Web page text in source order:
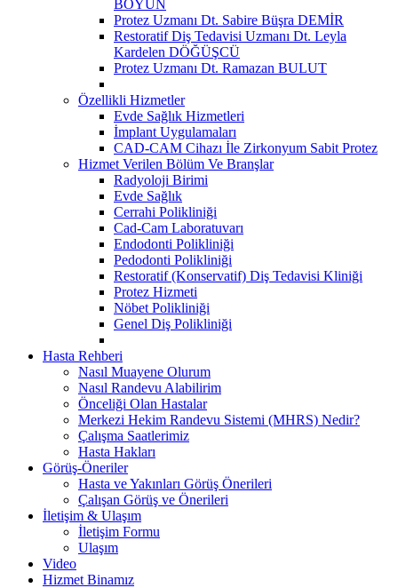
BOYUN
Protez Uzmanı Dt. Sabire Büşra DEMİR
Restoratif Diş Tedavisi Uzmanı Dt. Leyla
Kardelen DÖĞÜŞCÜ
Protez Uzmanı Dt. Ramazan BULUT
Özellikli Hizmetler
Evde Sağlık Hizmetleri
İmplant Uygulamaları
CAD-CAM Cihazı İle Zirkonyum Sabit Protez
Hizmet Verilen Bölüm Ve Branşlar
Radyoloji Birimi
Evde Sağlık
Cerrahi Polikliniği
Cad-Cam Laboratuvarı
Endodonti Polikliniği
Pedodonti Polikliniği
Restoratif (Konservatif) Diş Tedavisi Kliniği
Protez Hizmeti
Nöbet Polikliniği
Genel Diş Polikliniği
Hasta Rehberi
Nasıl Muayene Olurum
Nasıl Randevu Alabilirim
Önceliği Olan Hastalar
Merkezi Hekim Randevu Sistemi (MHRS) Nedir?
Çalışma Saatlerimiz
Hasta Hakları
Görüş-Öneriler
Hasta ve Yakınları Görüş Önerileri
Çalışan Görüş ve Önerileri
İletişim & Ulaşım
İletişim Formu
Ulaşım
Video
Hizmet Binamız